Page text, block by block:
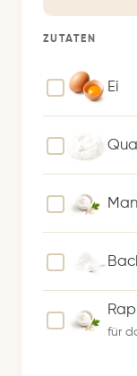
p
e
c
n
ZUTATEN
Ei
für